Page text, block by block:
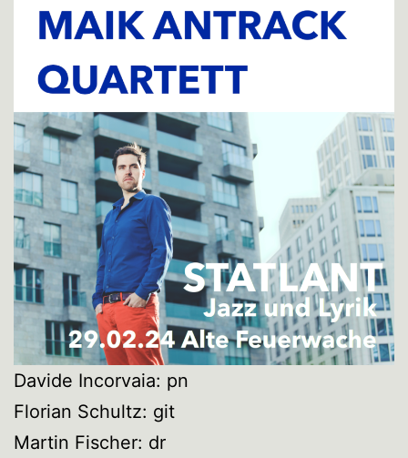
Davide Incorvaia: pn
Florian Schultz: git
Martin Fischer: dr